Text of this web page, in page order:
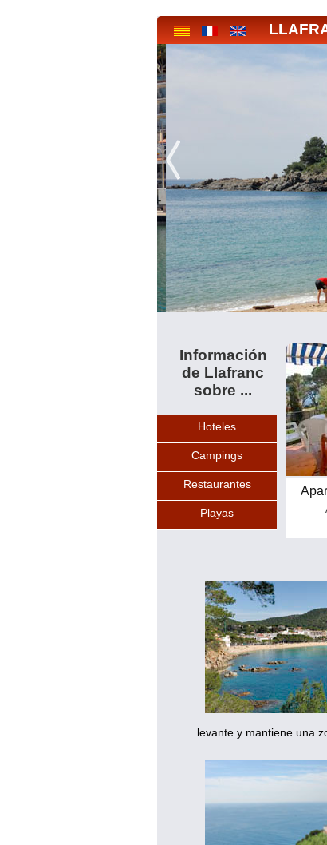
Llafranc
Información
de Llafranc
sobre ...
Hoteles
Campings
Restaurantes
Playas
levante y mantiene una